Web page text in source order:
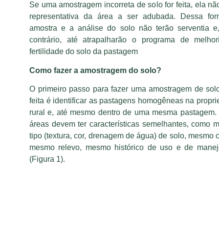
Se uma amostragem incorreta de solo for feita, ela
representativa da área a ser adubada. Dessa
amostra e a análise do solo não terão serventia
contrário, até atrapalharão o programa de
fertilidade do solo da pastagem
Como fazer a amostragem do solo?
O primeiro passo para fazer uma amostragem de
feita é identificar as pastagens homogêneas na
rural e, até mesmo dentro de uma mesma pastagem.
áreas devem ter características semelhantes, como
tipo (textura, cor, drenagem de água) de solo, mesmo
mesmo relevo, mesmo histórico de uso e de
(Figura 1).